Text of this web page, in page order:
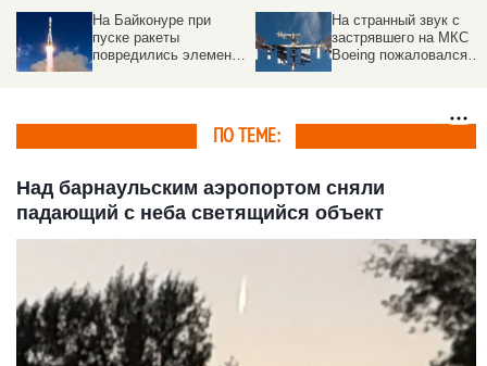
На Байконуре при
пуске ракеты
повредились элементы
На странный звук с
застрявшего на МКС
Boeing пожаловался
ПО ТЕМЕ:
Над барнаульским аэропортом сняли
падающий с неба светящийся объект